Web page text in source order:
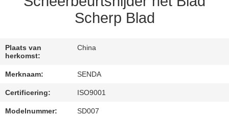
OFFERTE
SITEMAP
PRIVACYBELEID
Scherp Blad
Plaats van
herkomst:
China
Merknaam: SENDA
Certificering: ISO9001
Modelnummer: SD007